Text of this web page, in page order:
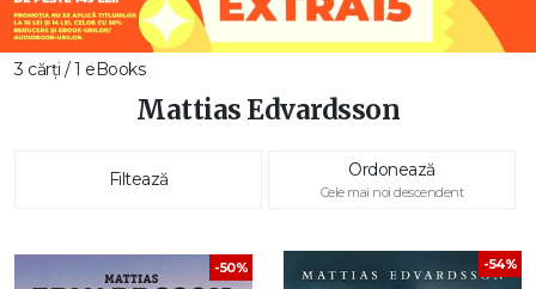
3 cărți / 1 eBooks
Mattias Edvardsson
Filtează Ordonează
Cele mai noi descendent
-50% -54%